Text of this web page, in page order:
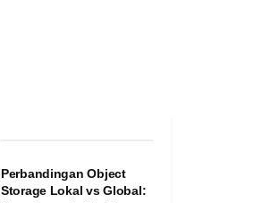
Perbandingan Object
Storage Lokal vs Global: